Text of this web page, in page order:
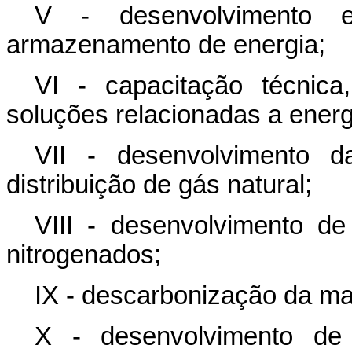
V - desenvolvimento
armazenamento de energia;
VI - capacitação
soluções relacionadas a
VII - desenvolvimento
distribuição de gás natural;
VIII - desenvolvimento
nitrogenados;
IX - descarbonização da
X - desenvolvimento